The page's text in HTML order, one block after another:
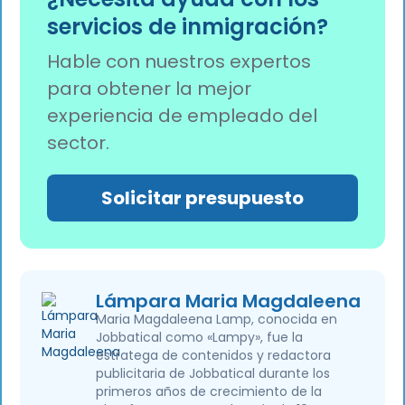
encargándose de la gestión de nóminas
conforme a la normativa, la tramitación de
visados y la gestión de los requisitos fiscales y
laborales locales en su nombre.
servicios de inmigración?
Hable con nuestros expertos
para obtener la mejor
experiencia de empleado del
sector.
Solicitar presupuesto
Lámpara Maria Magdaleena
Maria Magdaleena Lamp, conocida en
Jobbatical como «Lampy», fue la
estratega de contenidos y redactora
publicitaria de Jobbatical durante los
primeros años de crecimiento de la